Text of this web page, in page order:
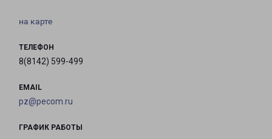
на карте
ТЕЛЕФОН
8(8142) 599-499
EMAIL
pz@pecom.ru
ГРАФИК РАБОТЫ